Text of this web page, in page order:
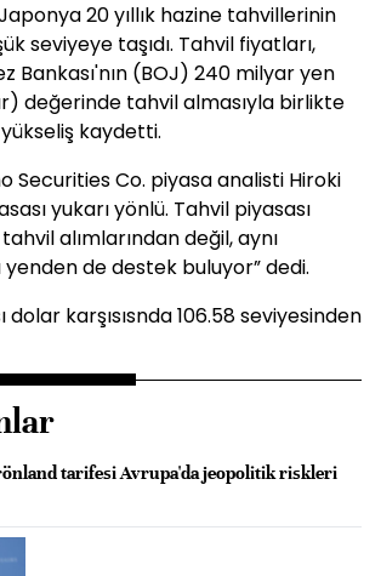
20 yıllık hazine tahvillerinin
seviyeye taşıdı. Tahvil fiyatları,
Bankası'nın (BOJ) 240 milyar yen
değerinde tahvil almasıyla birlikte
kaydetti.
Securities Co. piyasa analisti Hiroki
yukarı yönlü. Tahvil piyasası
alımlarından değil, aynı
de destek buluyor” dedi.
karşısısnda 106.58 seviyesinden
tarifesi Avrupa'da jeopolitik riskleri